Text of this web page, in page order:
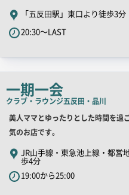
PR
キ
ャ
ピ
ー
「五反田駅」東口より徒歩3分
20:30～LAST
一期一会
クラブ・ラウンジ五反田・品川
店
舗
PR
キ
ャ
美人ママとゆったりとした時間を過
気のお店です。
JR山手線・東急池上線・都営
歩4分
19:00から25:00